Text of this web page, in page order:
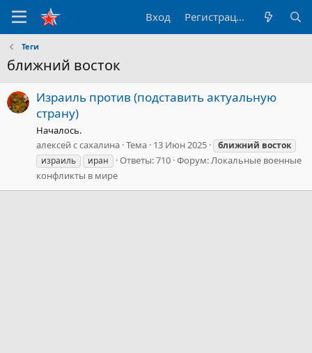
Вход Регистрация
Теги
ближний восток
Израиль против (подставить актуальную
страну)
Началось.
алексей с сахалина Тема 13 Июн 2025 ближний восток
израиль
иран Ответы: 710 Форум:Локальные военные
конфликты в мире